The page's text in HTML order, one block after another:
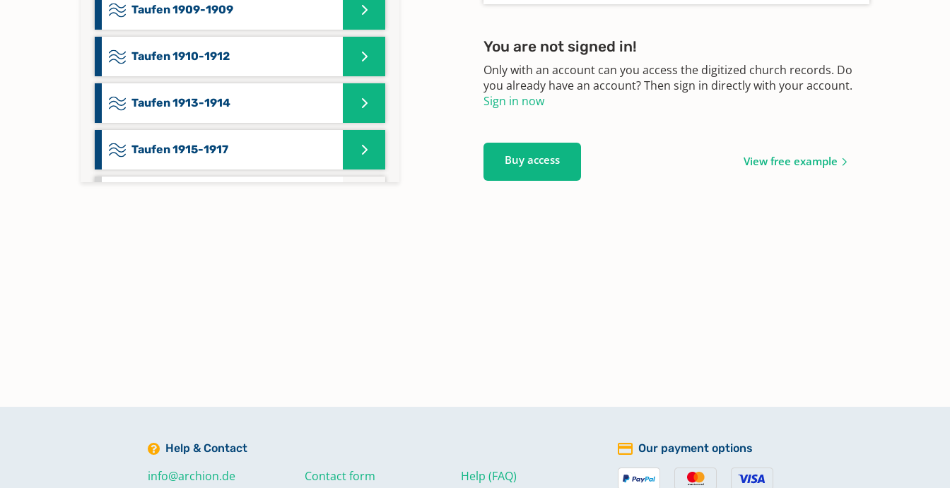
Taufen 1909-1909
Taufen 1910-1912
Taufen 1913-1914
Taufen 1915-1917
You are not signed in!
Only with an account can you access the digitized church records. Do
you already have an account? Then sign in directly with your account.
Sign in now
Buy access View free example
Help & Contact
info@archion.de Contact form Help (FAQ)
Our payment options